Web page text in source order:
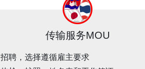
传输服务MOU
招聘，选择遵循雇主要求